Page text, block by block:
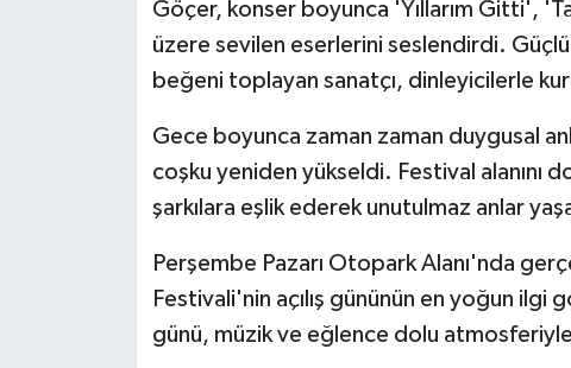
Göçer, konser boyunca 'Yıllarım Gitti',
üzere sevilen eserlerini seslendirdi.
beğeni toplayan sanatçı, dinleyicilerle
Gece boyunca zaman zaman duygusal
coşku yeniden yükseldi. Festival alanını
şarkılara eşlik ederek unutulmaz anlar
Perşembe Pazarı Otopark Alanı'nda
Festivali'nin açılış gününün en yoğun
günü, müzik ve eğlence dolu
KÜLTÜR SANAT
MAGAZİN
Otomobil
POLİTİKA